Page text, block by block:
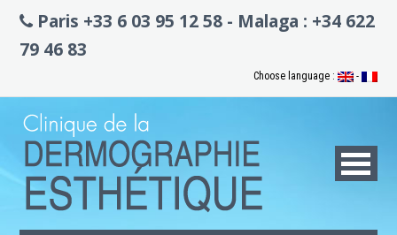
Paris +33 6 03 95 12 58 - Malaga : +34 622
79 46 83
Choose language : -